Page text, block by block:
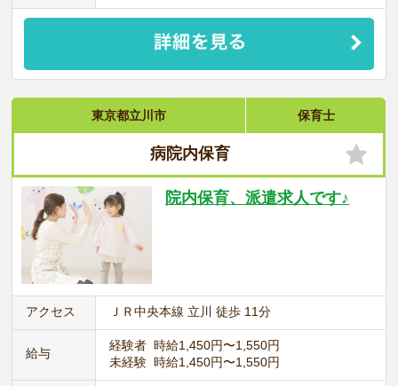
東京都立川市 保育士
病院内保育
院内保育、派遣求人です♪
アクセス ＪＲ中央本線 立川 徒歩 11分
給与
経験者 時給1,450円〜1,550円
未経験 時給1,450円〜1,550円